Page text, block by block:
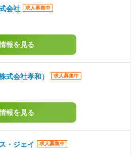
会社 求人募集中
報を見る
式会社孝和） 求人募集中
報を見る
・ジェイ 求人募集中